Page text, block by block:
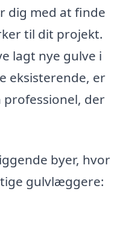
dig med at finde
til dit projekt.
lagt nye gulve i
eksisterende, er
der
byer, hvor
gulvlæggere: